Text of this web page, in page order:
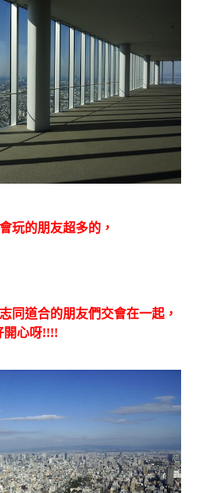
玩的朋友超多的，
同道合的朋友們交會在一起，
開心呀!!!!